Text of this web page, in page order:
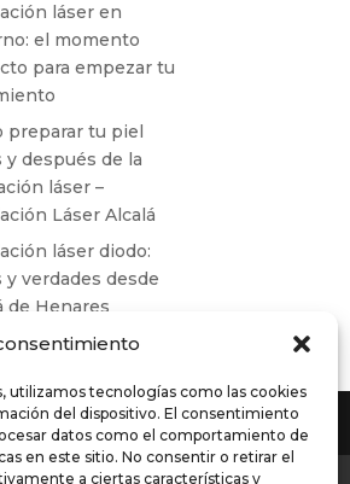
utilizamos tecnologías como las cookies
del dispositivo. El consentimiento
datos como el comportamiento de
en este sitio. No consentir o retirar el
a ciertas características y
láser en
el momento
para empezar tu
preparar tu piel
y después de la
láser –
Láser Alcalá
láser diodo:
y verdades desde
de Henares